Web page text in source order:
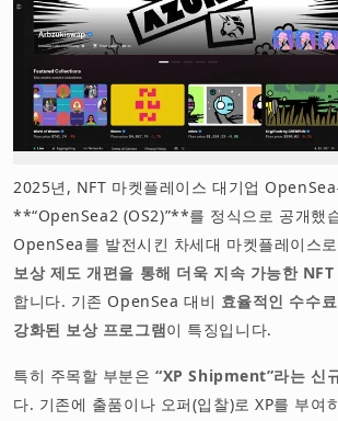
2025년, NFT 마켓플레이스 대기업
**“OpenSea2 (OS2)”**를 정식으로 공개했
OpenSea를 발전시킨 차세대 마켓플레이스
보상 제도 개편을 통해 더욱 지속 가능한
합니다. 기존 OpenSea 대비 효율적인 수수
강화된 보상 프로그램이 특징입니다.
특히 주목할 부분은“XP Shipment”라는 신
다. 기존에 출품이나 오퍼(입찰)로 XP를 부여